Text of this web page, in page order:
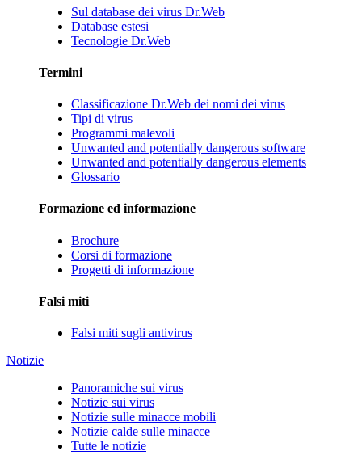
Sul database dei virus Dr.Web
Database estesi
Tecnologie Dr.Web
Termini
Classificazione Dr.Web dei nomi dei virus
Tipi di virus
Programmi malevoli
Unwanted and potentially dangerous software
Unwanted and potentially dangerous elements
Glossario
Formazione ed informazione
Brochure
Corsi di formazione
Progetti di informazione
Falsi miti
Falsi miti sugli antivirus
Notizie
Panoramiche sui virus
Notizie sui virus
Notizie sulle minacce mobili
Notizie calde sulle minacce
Tutte le notizie